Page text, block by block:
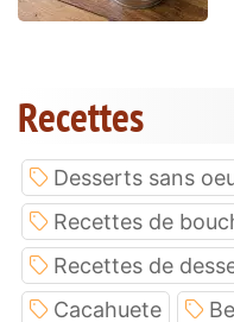
Recettes
Desserts sans
Recettes de
Recettes de
Cacahuete